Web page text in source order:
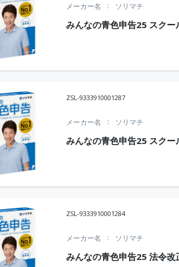
みんなの青色申告25 スクー
メーカー名 ソリマチ
ZSL-9333910001287
みんなの青色申告25 スクー
メーカー名 ソリマチ
ZSL-9333910001284
みんなの青色申告25 法令改
メーカー名 ソリマチ